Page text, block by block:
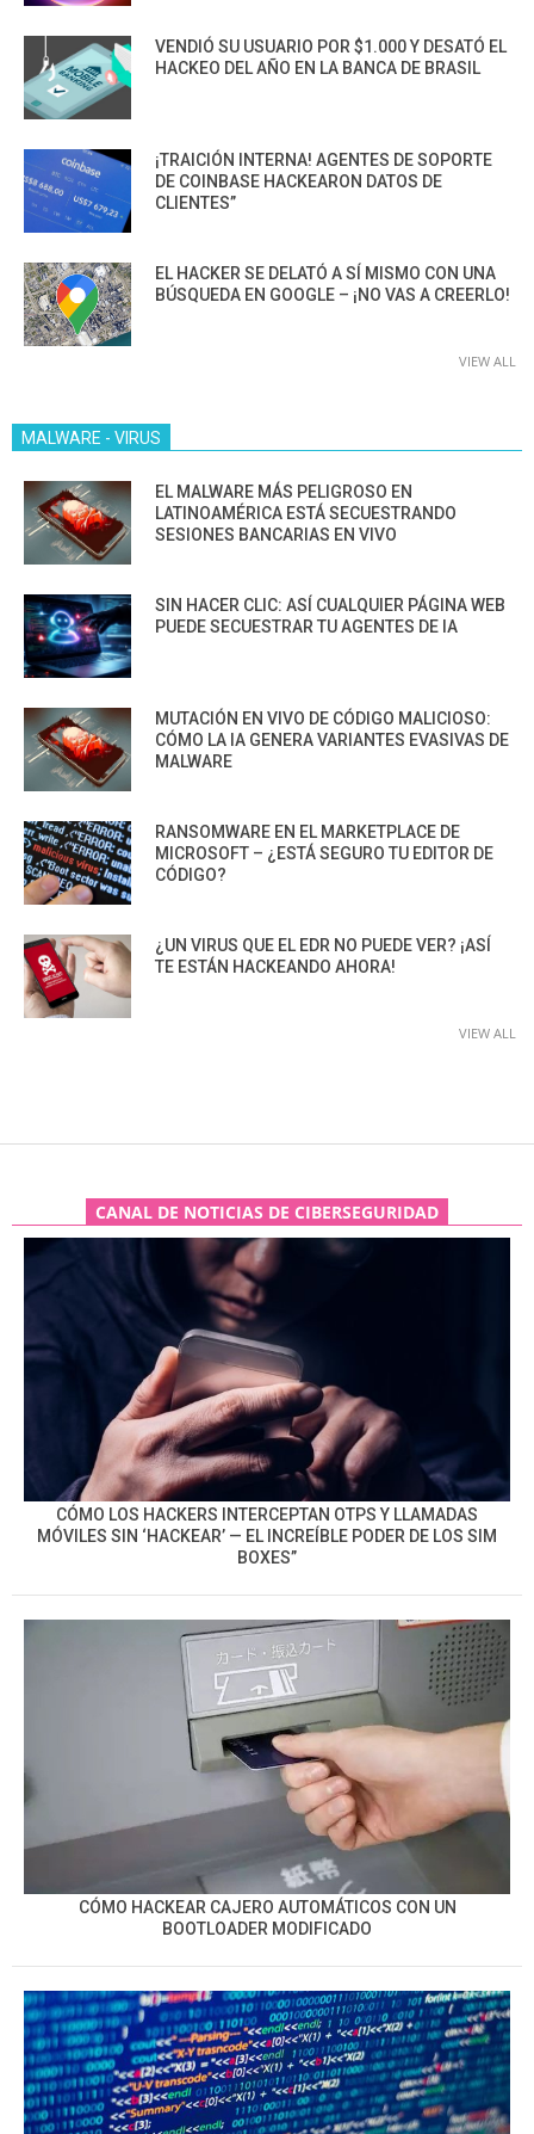
VENDIÓ SU USUARIO POR $1.000 Y DESATÓ EL
HACKEO DEL AÑO EN LA BANCA DE BRASIL
¡TRAICIÓN INTERNA! AGENTES DE SOPORTE
DE COINBASE HACKEARON DATOS DE
CLIENTES”
EL HACKER SE DELATÓ A SÍ MISMO CON UNA
BÚSQUEDA EN GOOGLE – ¡NO VAS A CREERLO!
VIEW ALL
MALWARE - VIRUS
EL MALWARE MÁS PELIGROSO EN
LATINOAMÉRICA ESTÁ SECUESTRANDO
SESIONES BANCARIAS EN VIVO
SIN HACER CLIC: ASÍ CUALQUIER PÁGINA WEB
PUEDE SECUESTRAR TU AGENTES DE IA
MUTACIÓN EN VIVO DE CÓDIGO MALICIOSO:
CÓMO LA IA GENERA VARIANTES EVASIVAS DE
MALWARE
RANSOMWARE EN EL MARKETPLACE DE
MICROSOFT – ¿ESTÁ SEGURO TU EDITOR DE
CÓDIGO?
¿UN VIRUS QUE EL EDR NO PUEDE VER? ¡ASÍ
TE ESTÁN HACKEANDO AHORA!
VIEW ALL
CANAL DE NOTICIAS DE CIBERSEGURIDAD
CÓMO LOS HACKERS INTERCEPTAN OTPS Y LLAMADAS
MÓVILES SIN ‘HACKEAR’ — EL INCREÍBLE PODER DE LOS SIM
BOXES”
CÓMO HACKEAR CAJERO AUTOMÁTICOS CON UN
BOOTLOADER MODIFICADO